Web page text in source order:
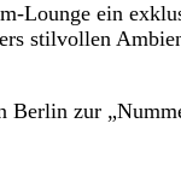
Lounge ein
stilvollen
zur